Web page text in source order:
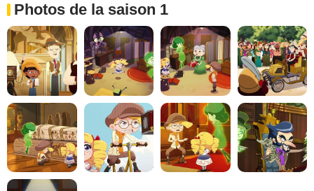
Photos de la saison 1